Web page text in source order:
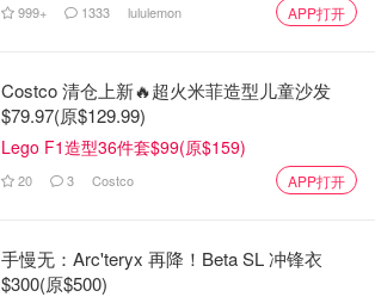
999+ 1333 lululemon APP打开
Costco 清仓上新🔥超火米菲造型儿童沙发
$79.97(原$129.99)
Lego F1造型36件套$99(原$159)
20 3 Costco APP打开
手慢无：Arc'teryx 再降！Beta SL 冲锋衣
$300(原$500)